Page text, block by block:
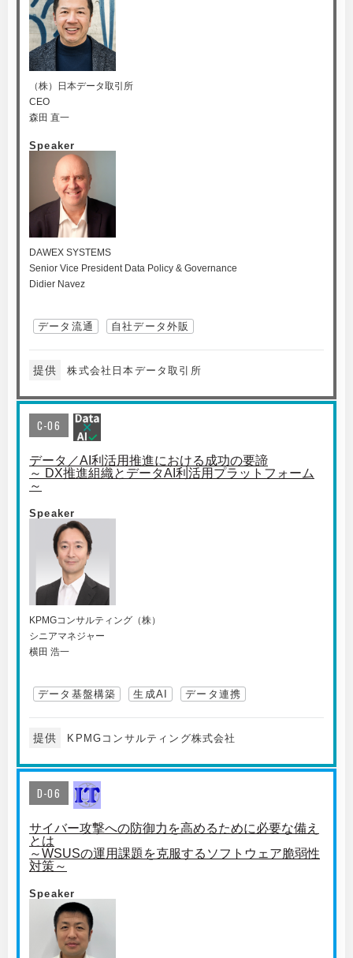
（株）日本データ取引所
CEO
森田 直一
Speaker
DAWEX SYSTEMS
Senior Vice President Data Policy & Governance
Didier Navez
データ流通 自社データ外販
提供 株式会社日本データ取引所
C-06
データ／AI利活用推進における成功の要諦
～ DX推進組織とデータAI利活用プラットフォーム
～
Speaker
KPMGコンサルティング（株）
シニアマネジャー
横田 浩一
データ基盤構築 生成AI データ連携
提供 KPMGコンサルティング株式会社
D-06
サイバー攻撃への防御力を高めるために必要な備え
とは
～WSUSの運用課題を克服するソフトウェア脆弱性
対策～
Speaker